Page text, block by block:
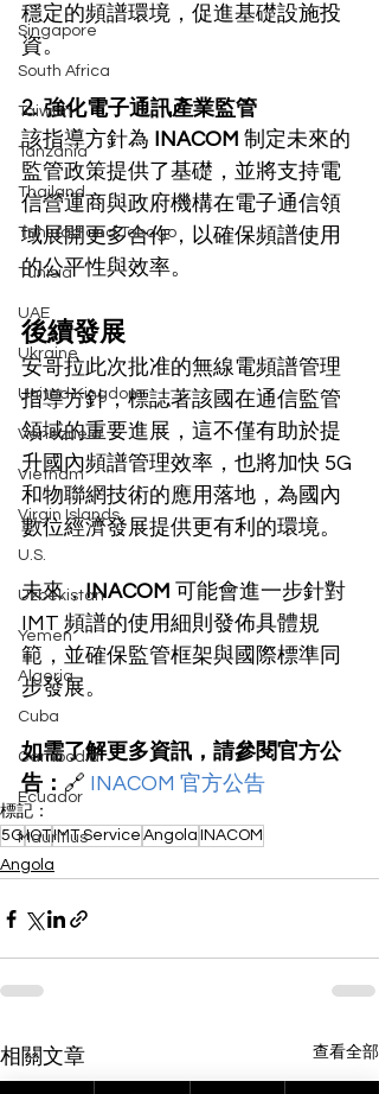
Singapore
South Africa
Taiwan
Tanzania
Thailand
Trinidad and Tobago
Tunisia
UAE
Ukraine
United Kingdom
Venezuela
Vietnam
Virgin Islands
U.S.
Uzbekistan
Yemen
Algeria
Cuba
Cambodia
Ecuador
Mauritius
穩定的頻譜環境，促進基礎設施投
資。
2. 強化電子通訊產業監管
該指導方針為 INACOM 制定未來的
監管政策提供了基礎，並將支持電
信營運商與政府機構在電子通信領
域展開更多合作，以確保頻譜使用
的公平性與效率。
後續發展
安哥拉此次批准的無線電頻譜管理
指導方針，標誌著該國在通信監管
領域的重要進展，這不僅有助於提
升國內頻譜管理效率，也將加快 5G
和物聯網技術的應用落地，為國內
數位經濟發展提供更有利的環境。
未來，INACOM 可能會進一步針對
IMT 頻譜的使用細則發佈具體規
範，並確保監管框架與國際標準同
步發展。
如需了解更多資訊，請參閱官方公
告： 🔗 INACOM 官方公告
標記：
5GIOTIMT Service Angola INACOM
Angola
相關文章 查看全部